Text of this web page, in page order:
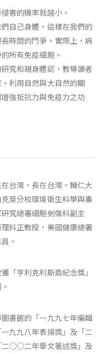
害的機率就越小。
自己身體，這樣在我們的
時間的鬥爭。實際上，病
所有免疫細胞。
究和親身體認，教導讀者
利用自然與大自然的關
強抵抗力與免疫力之功
台灣，長在台灣。輔仁大
萊分校環境衛生科學與毒
究總署細胞剉傷科副主
科正教授，美國健康總署
。
「亨利克利斯鼎紀念獎」
書館的「一九九七年編輯
九九八年表揚獎」及「二
○○二年華文著述獎」及